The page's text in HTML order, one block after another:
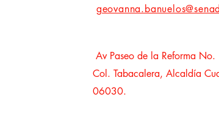
Av Paseo de la Reforma
Col. Tabacalera, Alcaldía
06030.